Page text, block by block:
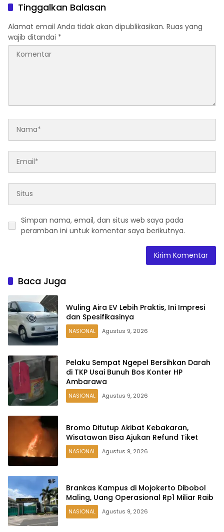
Tinggalkan Balasan
Alamat email Anda tidak akan dipublikasikan. Ruas yang
wajib ditandai *
Simpan nama, email, dan situs web saya pada
peramban ini untuk komentar saya berikutnya.
Baca Juga
Wuling Aira EV Lebih Praktis, Ini Impresi
dan Spesifikasinya
NASIONAL Agustus 9, 2026
Pelaku Sempat Ngepel Bersihkan Darah
di TKP Usai Bunuh Bos Konter HP
Ambarawa
NASIONAL Agustus 9, 2026
Bromo Ditutup Akibat Kebakaran,
Wisatawan Bisa Ajukan Refund Tiket
NASIONAL Agustus 9, 2026
Brankas Kampus di Mojokerto Dibobol
Maling, Uang Operasional Rp1 Miliar Raib
NASIONAL Agustus 9, 2026